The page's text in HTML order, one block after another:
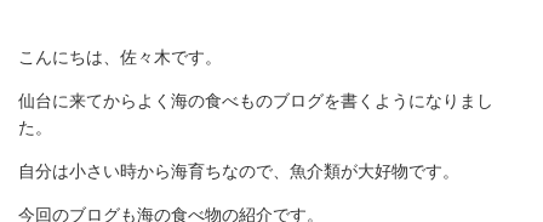
こんにちは、佐々木です。
仙台に来てからよく海の食べものブログを書くようになりまし
た。
自分は小さい時から海育ちなので、魚介類が大好物です。
今回のブログも海の食べ物の紹介です。